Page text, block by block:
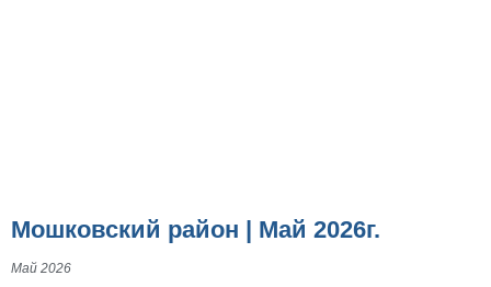
Мошковский район | Май 2026г.
Май 2026